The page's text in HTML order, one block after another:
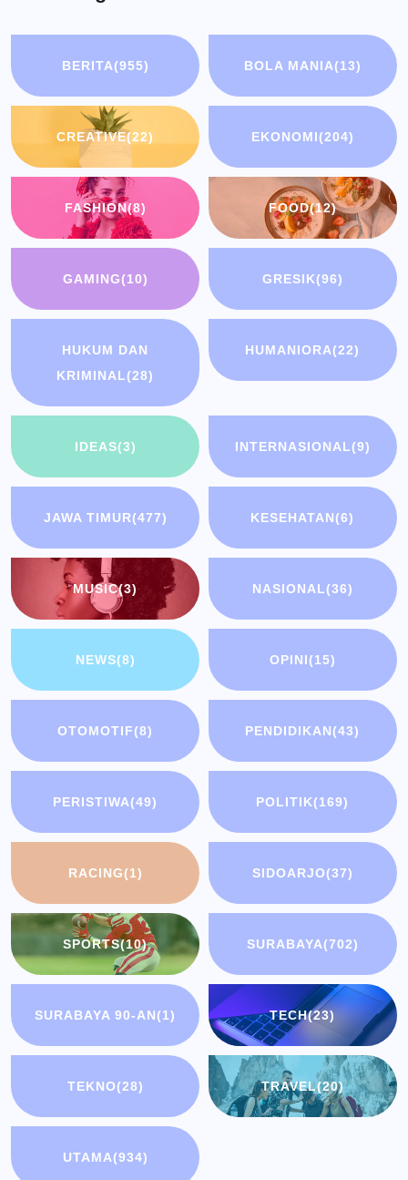
BERITA(955) BOLA MANIA(13)
CREATIVE(22) EKONOMI(204)
FASHION(8) FOOD(12)
GAMING(10) GRESIK(96)
HUKUM DAN
KRIMINAL(28)
HUMANIORA(22)
IDEAS(3) INTERNASIONAL(9)
JAWA TIMUR(477) KESEHATAN(6)
MUSIC(3) NASIONAL(36)
NEWS(8) OPINI(15)
OTOMOTIF(8) PENDIDIKAN(43)
PERISTIWA(49) POLITIK(169)
RACING(1) SIDOARJO(37)
SPORTS(10) SURABAYA(702)
SURABAYA 90-AN(1) TECH(23)
TEKNO(28) TRAVEL(20)
UTAMA(934)